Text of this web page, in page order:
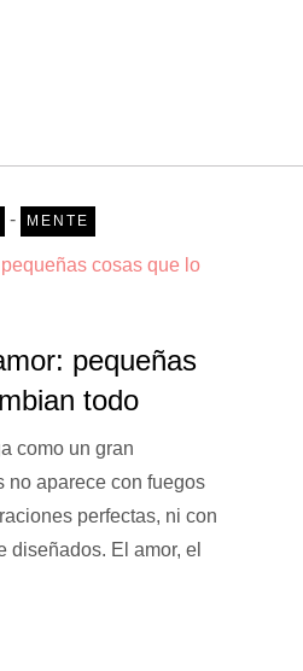
- MENTE
pequeñas
todo
como un gran
no aparece con fuegos
perfectas, ni con
diseñados. El amor, el